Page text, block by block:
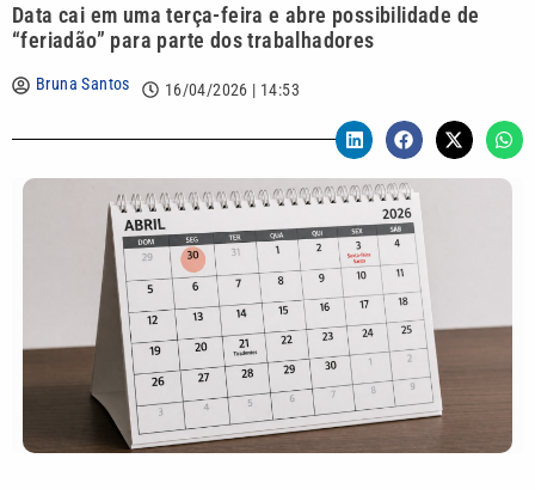
Data cai em uma terça-feira e abre possibilidade de
“feriadão” para parte dos trabalhadores
Bruna Santos 16/04/2026 | 14:53